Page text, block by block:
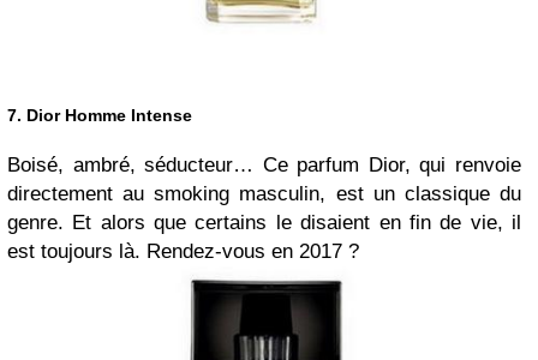
7. Dior Homme Intense
Boisé, ambré, séducteur… Ce parfum Dior, qui renvoie
directement au smoking masculin, est un classique du
genre. Et alors que certains le disaient en fin de vie, il
est toujours là. Rendez-vous en 2017 ?